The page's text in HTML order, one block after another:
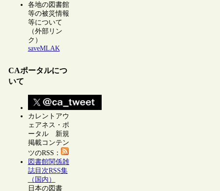
各地の図書館
等の被災情報
等について
（外部リン
ク）
saveMLAK
CAポータルにつ
いて
カレントアウ
ェアネス・ポ
ータル 新規
掲載コンテン
ツのRSS：
図書館関係雑
誌目次RSS集
（国内）
日本の図書